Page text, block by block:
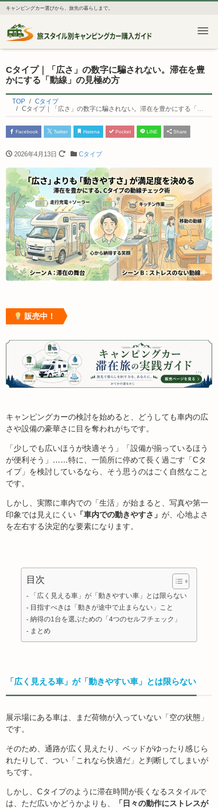
キャンピングカー選びから、旅先の暮らしまで。
Cタイプ｜「広さ」の数字に騙されない。滞在を豊
かにする「動線」の見極め方
TOP
Cタイプ
Cタイプ｜「広さ」の数字に騙されない。滞在を豊かにする「動線」の見極め方
Facebook Twitter Hatena Pocket LINE Share
2026年4月13日 Cタイプ
販売中！
キャンピングカーの検討を始めると、どうしても車内の広
さや設備の豪華さに目を奪われがちです。
「少しでも広いほうが快適そう」「設備が揃っているほう
が便利そう」……特に、一箇所に停めて長く過ごす「Cタ
イプ」を検討しているなら、そう思うのはごく自然なこと
です。
しかし、実際に車内での「生活」が始まると、写真や第一
印象では見えにくい 「車内での動きやすさ」 が、心地よさ
を左右する決定的な要素になります。
目次
「広く見える車」が「動きやすい車」とは限らない
目指すべきは「動きが途中で止まらない」こと
納得の1台を選ぶための「4つのセルフチェック」
まとめ
「広く見える車」が「動きやすい車」とは限らない
展示場にある車は、まだ荷物が入っていない「空の状態」
です。
そのため、通路が広く見えたり、ベッドがゆったり感じら
れたりして、つい「これなら快適だ」と判断してしまいが
ちです。
しかし、Cタイプのように滞在時間が長くなるスタイルで
は、ただ広いかどうかよりも、
「日々の動作にストレスが